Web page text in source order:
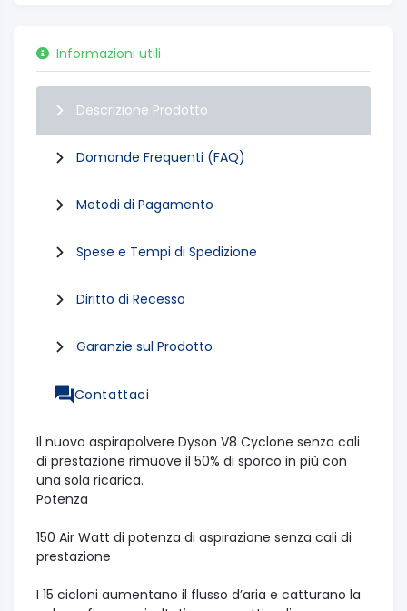
Informazioni utili
Descrizione Prodotto
Domande Frequenti (FAQ)
Metodi di Pagamento
Spese e Tempi di Spedizione
Diritto di Recesso
Garanzie sul Prodotto
Contattaci
Il nuovo aspirapolvere Dyson V8 Cyclone senza cali
di prestazione rimuove il 50% di sporco in più con
una sola ricarica.
Potenza
150 Air Watt di potenza di aspirazione senza cali di
prestazione
I 15 cicloni aumentano il flusso d’aria e catturano la